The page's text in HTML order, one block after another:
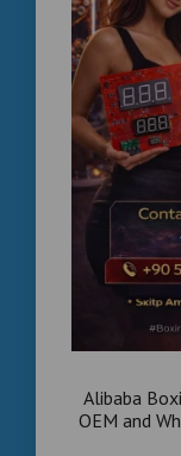
Boxing
Arcade
Trendyol ,
Board ,
, Istanbul ,
Alibaba
OEM and